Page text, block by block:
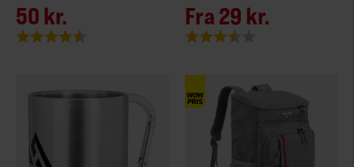
50 kr.
Vurdering:
Fra29 kr.
Vurdering: